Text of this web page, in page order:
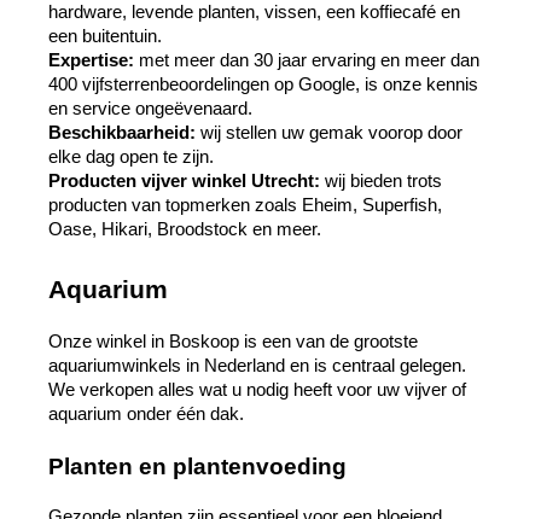
hardware, levende planten, vissen, een koffiecafé en
een buitentuin.
Expertise: met meer dan 30 jaar ervaring en meer dan
400 vijfsterrenbeoordelingen op Google, is onze kennis
en service ongeëvenaard.
Beschikbaarheid: wij stellen uw gemak voorop door
elke dag open te zijn.
Producten vijver winkel Utrecht: wij bieden trots
producten van topmerken zoals Eheim, Superfish,
Oase, Hikari, Broodstock en meer.
Aquarium
Onze winkel in Boskoop is een van de grootste
aquariumwinkels in Nederland en is centraal gelegen.
We verkopen alles wat u nodig heeft voor uw vijver of
aquarium onder één dak.
Planten en plantenvoeding